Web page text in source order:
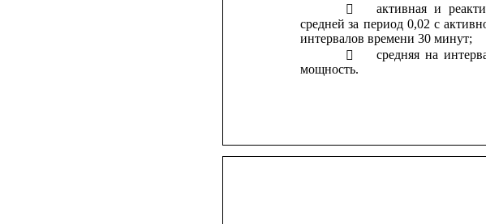

активная и
средней за период 0,02 с
интервалов времени 30 минут;

средняя на
мощность.